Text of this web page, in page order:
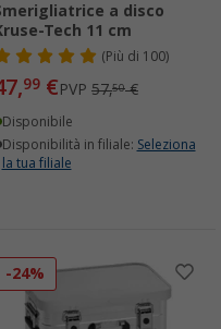
a disco
Tech 11 cm
(Più di 100)
99 €PVP 57,50€
Disponibile
Disponibilità in filiale: Seleziona
la tua filiale
-24%